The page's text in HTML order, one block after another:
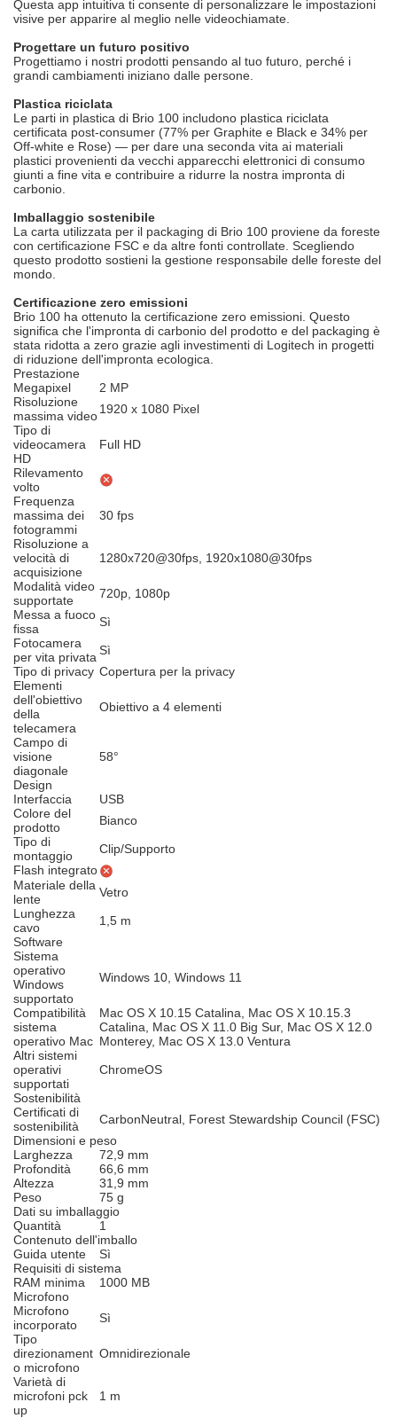
Questa app intuitiva ti consente di personalizzare le impostazioni
visive per apparire al meglio nelle videochiamate.
Progettare un futuro positivo
Progettiamo i nostri prodotti pensando al tuo futuro, perché i
grandi cambiamenti iniziano dalle persone.
Plastica riciclata
Le parti in plastica di Brio 100 includono plastica riciclata
certificata post-consumer (77% per Graphite e Black e 34% per
Off-white e Rose) — per dare una seconda vita ai materiali
plastici provenienti da vecchi apparecchi elettronici di consumo
giunti a fine vita e contribuire a ridurre la nostra impronta di
carbonio.
Imballaggio sostenibile
La carta utilizzata per il packaging di Brio 100 proviene da foreste
con certificazione FSC e da altre fonti controllate. Scegliendo
questo prodotto sostieni la gestione responsabile delle foreste del
mondo.
Certificazione zero emissioni
Brio 100 ha ottenuto la certificazione zero emissioni. Questo
significa che l'impronta di carbonio del prodotto e del packaging è
stata ridotta a zero grazie agli investimenti di Logitech in progetti
di riduzione dell'impronta ecologica.
Prestazione
Megapixel
2 MP
Risoluzione
massima video1920 x 1080 Pixel
Tipo di
videocamera
HD
Full HD
Rilevamento
volto
Frequenza
massima dei
fotogrammi
30 fps
Risoluzione a
velocità di
acquisizione
1280x720@30fps, 1920x1080@30fps
Modalità video
supportate
720p, 1080p
Messa a fuoco
fissa
Sì
Fotocamera
per vita privata Sì
Tipo di privacy Copertura per la privacy
Elementi
dell'obiettivo
della
telecamera
Obiettivo a 4 elementi
Campo di
visione
diagonale
58°
Design
Interfaccia
USB
Colore del
prodotto
Bianco
Tipo di
montaggio
Clip/Supporto
Flash integrato
Materiale della
lente
Vetro
Lunghezza
cavo
1,5 m
Software
Sistema
operativo
Windows
supportato
Windows 10, Windows 11
Compatibilità
sistema
operativo Mac
Mac OS X 10.15 Catalina, Mac OS X 10.15.3
Catalina, Mac OS X 11.0 Big Sur, Mac OS X 12.0
Monterey, Mac OS X 13.0 Ventura
Altri sistemi
operativi
supportati
ChromeOS
Sostenibilità
Certificati di
sostenibilità
CarbonNeutral, Forest Stewardship Council (FSC)
Dimensioni e peso
Larghezza
72,9 mm
Profondità
66,6 mm
Altezza
31,9 mm
Peso
75 g
Dati su imballaggio
Quantità
1
Contenuto dell'imballo
Guida utente
Sì
Requisiti di sistema
RAM minima
1000 MB
Microfono
Microfono
incorporato
Sì
Tipo
direzionament
o microfono
Omnidirezionale
Varietà di
microfoni pck
up
1 m